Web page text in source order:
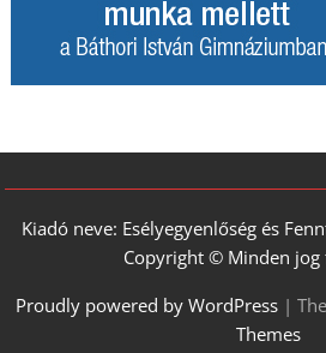
Kiadó neve: Esélyegyenlőség és
Copyright © Minden jog
Proudly powered by WordPress |
Themes